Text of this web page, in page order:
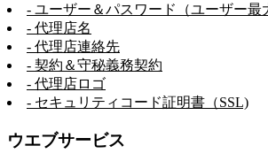
- ユーザー＆パスワード（ユーザー最
- 代理店名
- 代理店連絡先
- 契約＆守秘義務契約
- 代理店ロゴ
- セキュリティコード証明書（SSL)
ウエブサービス